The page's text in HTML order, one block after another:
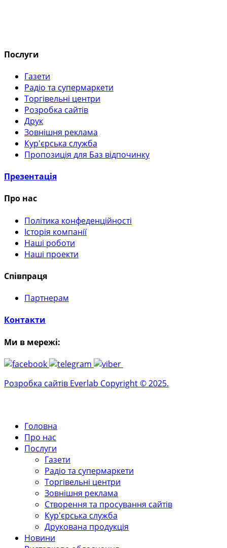
Послуги
Газети
Радіо та супермаркети
Торгівельні центри
Розробка сайтів
Друк
Зовнішня реклама
Кур'єрська служба
Пропозиція для Баз відпочинку
Презентація
Про нас
Політика конфеденційності
Історія компанії
Наші роботи
Наші проекти
Співпраця
Партнерам
Контакти
Ми в мережі:
Розробка сайтів Everlab Copyright © 2025.
Головна
Про нас
Послуги
Газети
Радіо та супермаркети
Торгівельні центри
Зовнішня реклама
Створення та просування сайтів
Кур'єрська служба
Друкована продукція
Новини